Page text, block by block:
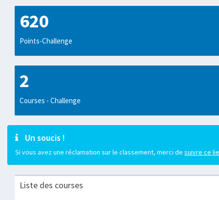
620
Points-Challenge
2
Courses - Challenge
Un soucis !
Si vous avez une réclamation sur le classement, merci de suivre ce
Liste des courses